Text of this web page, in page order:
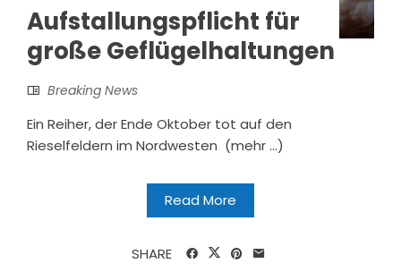
Aufstallungspflicht für
große Geflügelhaltungen
Breaking News
Ein Reiher, der Ende Oktober tot auf den
Rieselfeldern im Nordwesten (mehr …)
Read More
SHARE